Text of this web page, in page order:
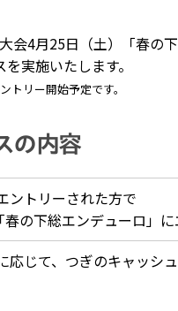
会4月25日（土）「春の
実施いたします。
トリー開始予定です。
の内容
ントリーされた方で
の下総エンデューロ」
応じて、つぎのキャッシ